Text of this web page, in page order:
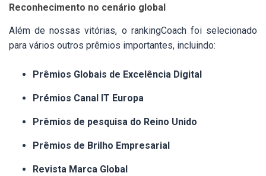
Reconhecimento no cenário global
Além de nossas vitórias, o rankingCoach foi selecionado
para vários outros prêmios importantes, incluindo:
Prêmios Globais de Excelência Digital
Prémios Canal IT Europa
Prêmios de pesquisa do Reino Unido
Prêmios de Brilho Empresarial
Revista Marca Global